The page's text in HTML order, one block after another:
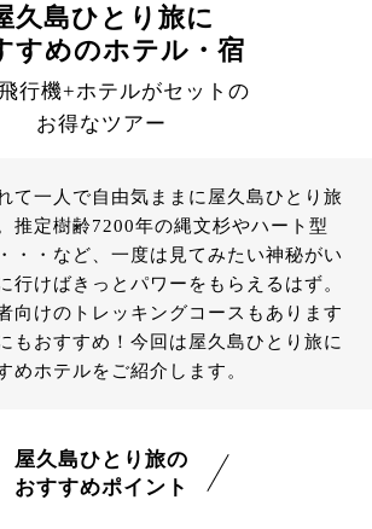
久島ひとり旅に
すめのホテル・宿
行機+ホテルがセットの
お得なツアー
て一人で自由気ままに屋久島ひとり旅
推定樹齢7200年の縄文杉やハート型
・・など、一度は見てみたい神秘がい
行けばきっとパワーをもらえるはず。
向けのトレッキングコースもあります
もおすすめ！今回は屋久島ひとり旅に
めホテルをご紹介します。
屋久島ひとり旅の
おすすめポイント